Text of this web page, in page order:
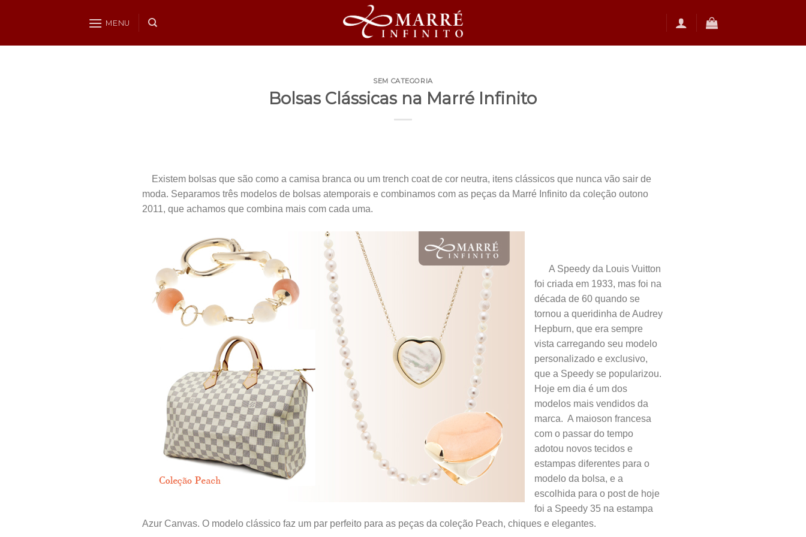
MENU
SEM CATEGORIA
Bolsas Clássicas na Marré Infinito
Existem bolsas que são como a camisa branca ou um trench coat de cor neutra, itens clássicos que nunca vão sair de
moda. Separamos três modelos de bolsas atemporais e combinamos com as peças da Marré Infinito da coleção outono
2011, que achamos que combina mais com cada uma.
A Speedy da Louis Vuitton
foi criada em 1933, mas foi na
década de 60 quando se
tornou a queridinha de Audrey
Hepburn, que era sempre
vista carregando seu modelo
personalizado e exclusivo,
que a Speedy se popularizou.
Hoje em dia é um dos
modelos mais vendidos da
marca. A maioson francesa
com o passar do tempo
adotou novos tecidos e
estampas diferentes para o
modelo da bolsa, e a
escolhida para o post de hoje
foi a Speedy 35 na estampa
Azur Canvas. O modelo clássico faz um par perfeito para as peças da coleção Peach, chiques e elegantes.